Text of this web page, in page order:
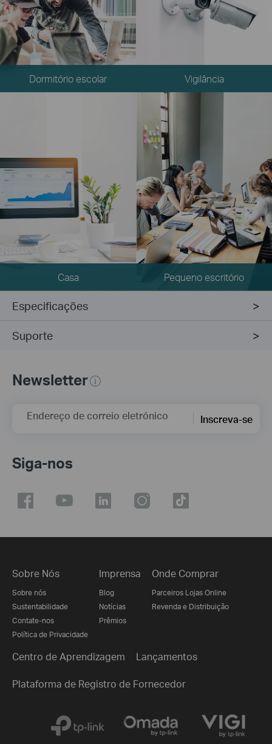
Dormitório escolar Vigilância
Casa Pequeno escritório
Especificações
Suporte
Newsletter
Endereço de correio eletrónico Inscreva-se
Siga-nos
Sobre Nós
Sobre nós
Sustentabilidade
Contate-nos
Política de Privacidade
Imprensa
Blog
Notícias
Prêmios
Onde Comprar
Parceiros Lojas Online
Revenda e Distribuição
Centro de Aprendizagem Lançamentos
Plataforma de Registro de Fornecedor